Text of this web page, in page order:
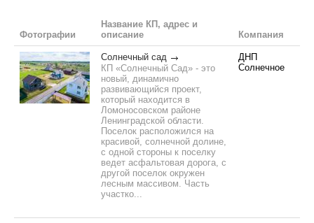
Фотографии
Название КП, адрес и
описание
Компания
Солнечный сад
КП «Солнечный Сад» - это
новый, динамично
развивающийся проект,
который находится в
Ломоносовском районе
Ленинградской области.
Поселок расположился на
красивой, солнечной долине,
с одной стороны к поселку
ведет асфальтовая дорога, с
другой поселок окружен
лесным массивом. Часть
участко...
ДНП
Солнечное